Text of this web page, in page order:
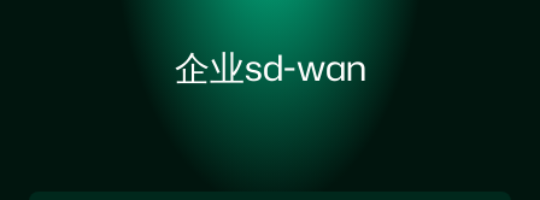
企业sd-wan